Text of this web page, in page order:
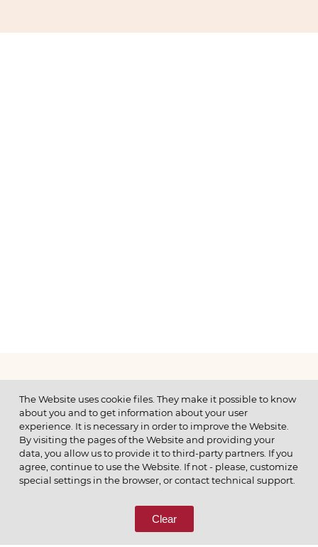
МЕНЮ
© 2026 ОАО
ПОЗВОНИТЕ НАМ
8 (800) 333-65-66
The Website uses cookie files. They make it possible to know
about you and to get information about your user
experience. It is necessary in order to improve the Website.
By visiting the pages of the Website and providing your
data, you allow us to provide it to third-party partners. If you
agree, continue to use the Website. If not - please, customize
special settings in the browser, or contact technical support.
Clear